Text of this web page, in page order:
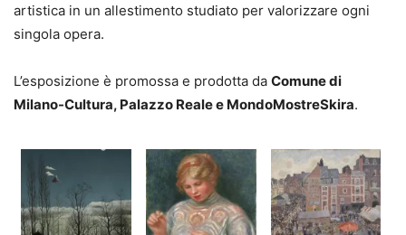
artistica in un allestimento studiato per valorizzare ogni
singola opera.
L’esposizione è promossa e prodotta da Comune di
Milano-Cultura, Palazzo Reale e MondoMostreSkira.